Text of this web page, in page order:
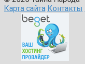
Карта сайта Контакты